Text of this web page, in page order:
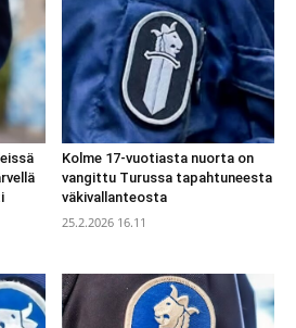
Kolme 17-vuotiasta nuorta on
vangittu Turussa tapahtuneesta
väkivallanteosta
25.2.2026 16.11